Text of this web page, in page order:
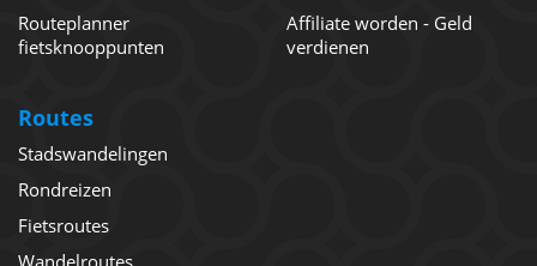
Routeplanner
fietsknooppunten
Affiliate worden - Geld
verdienen
Routes
Stadswandelingen
Rondreizen
Fietsroutes
Wandelroutes